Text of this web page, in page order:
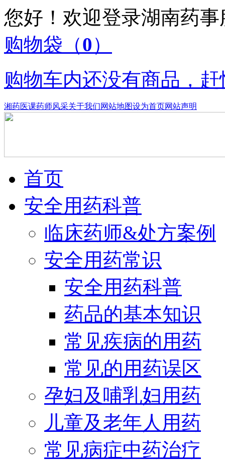
您好！欢迎登录湖南药
购物袋 （0）
购物车内还没有商品，
湘药医课药师风采关于我们网站地图设为首页网站声明
首页
安全用药科普
临床药师&处方案例
安全用药常识
安全用药科普
药品的基本知识
常见疾病的用药
常见的用药误区
孕妇及哺乳妇用药
儿童及老年人用药
常见病症中药治疗